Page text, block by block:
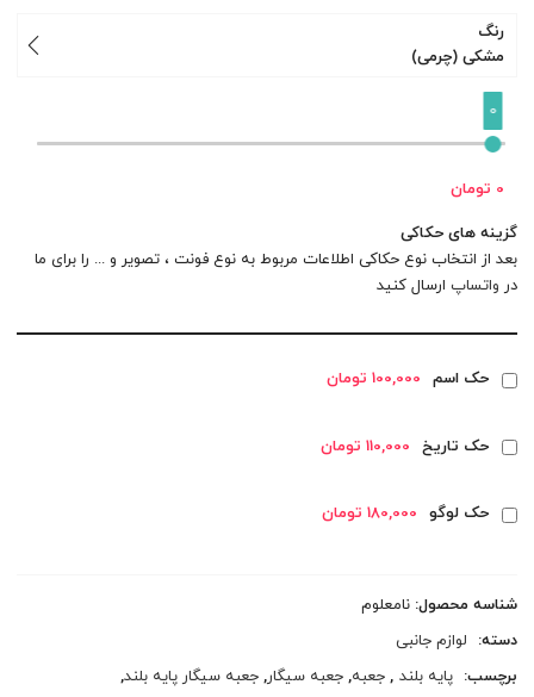
رنگ
مشکی (چرمی)
0
0 تومان
گزینه های حکاکی
بعد از انتخاب نوع حکاکی اطلاعات مربوط به نوع فونت ، تصویر و ... را برای ما
در واتساپ ارسال کنید
حک اسم 100,000 تومان
حک تاریخ 110,000 تومان
حک لوگو 180,000 تومان
شناسه محصول:نامعلوم
دسته:
لوازم جانبی
برچسب: پایه بلند ,جعبه,جعبه سیگار,جعبه سیگار پایه بلند,